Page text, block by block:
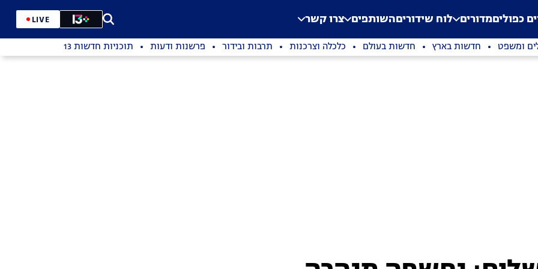
Application error: a
. כפוליםמדורים לוח שידוריםהשותפים צרו קשר LIVE
ומשפט חדשות בארץ חדשות בעולם כלכלה וצרכנות תרבות ובידור פרשנות ודעות תוכניות חדשות 13